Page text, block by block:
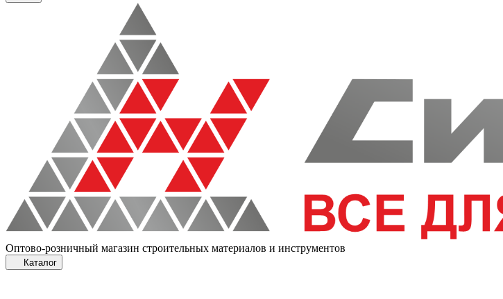
Оптово-розничный магазин строительных материалов и инструментов
Каталог